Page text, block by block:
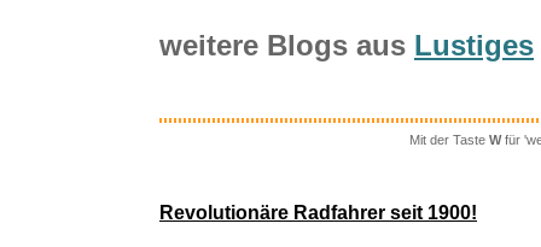
weitere Blogs aus Lustiges
Mit der Taste Wfür
Revolutionäre Radfahrer seit 1900!